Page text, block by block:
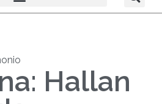
Hallan